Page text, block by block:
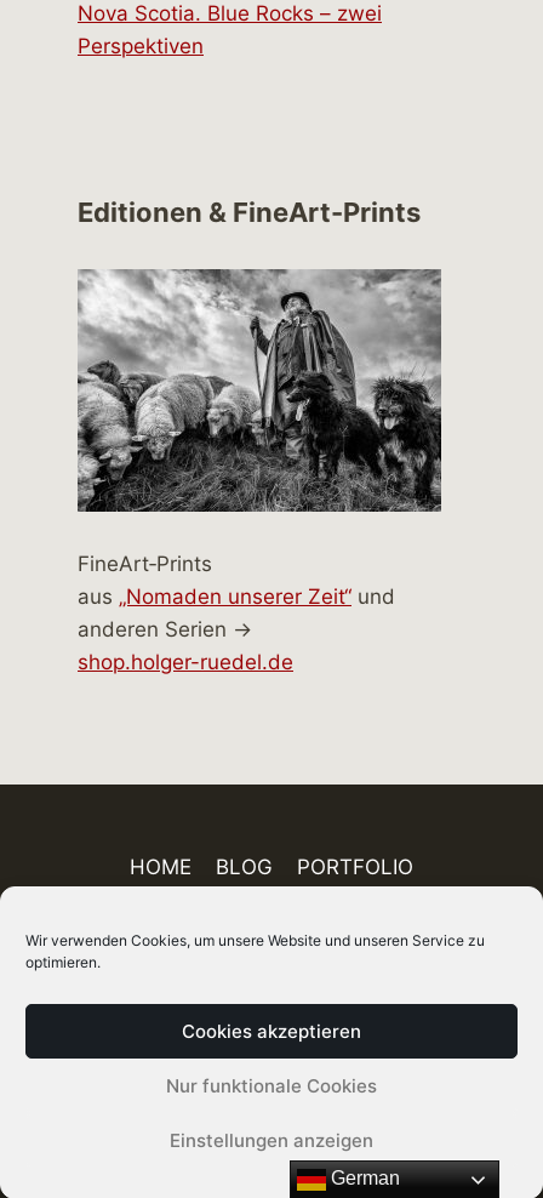
Wir verwenden Cookies, um unsere Website und unseren Service zu
optimieren.
Cookies akzeptieren
Nur funktionale Cookies
Einstellungen anzeigen
Nova Scotia. Blue Rocks – zwei
Perspektiven
Editionen & FineArt-Prints
FineArt‑Prints
aus „Nomaden unserer Zeit“ und
anderen Serien →
shop.holger-ruedel.de
HOME BLOG
PORTFOLIO
ÜBER MICH
DATENSCHUTZ
AGB SITEMAP
© 2026 Holger Rüdel DGPh – Fotograf, Autor
German